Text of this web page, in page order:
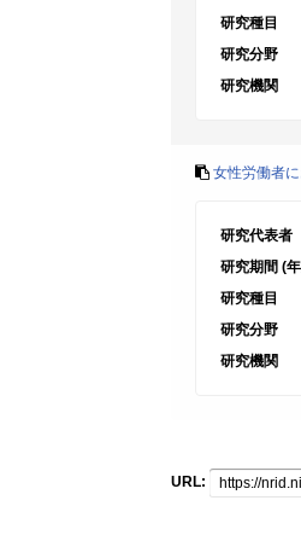
研究種目
研究分野
研究機関
女性労働者
研究代表者
研究期間 (
研究種目
研究分野
研究機関
URL: